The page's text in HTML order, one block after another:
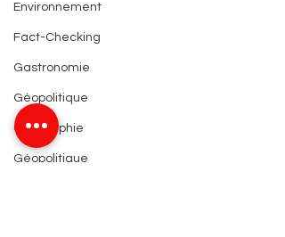
Environnement
Fact-Checking
Gastronomie
Géopolitique
Géographie
Géopolitique